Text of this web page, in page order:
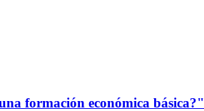
formación económica básica?"